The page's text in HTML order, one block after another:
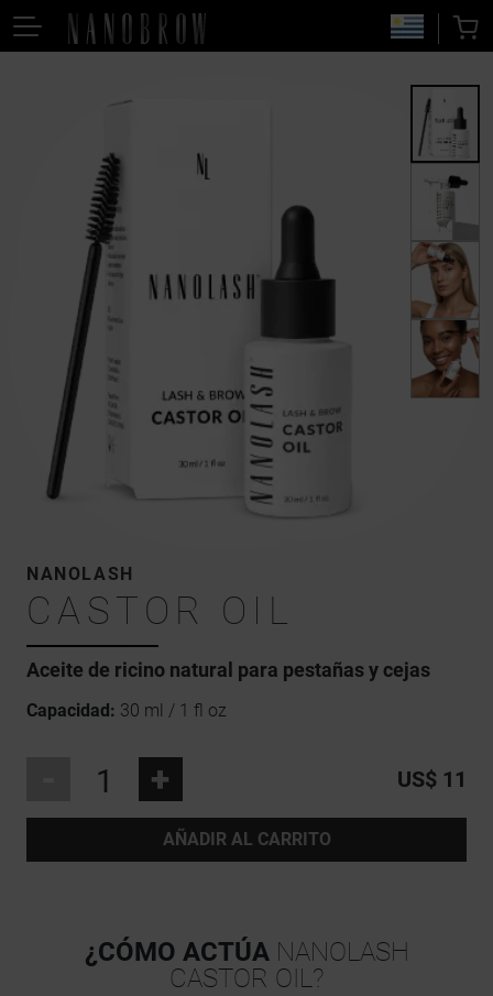
NANOLASH
CASTOR OIL
Aceite de ricino natural para pestañas y cejas
Capacidad: 30 ml / 1 fl oz
+ US$ 11
AÑADIR AL CARRITO
¿CÓMO ACTÚANANOLASH
CASTOR OIL?